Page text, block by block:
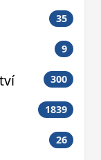
35
9
300
1839
26